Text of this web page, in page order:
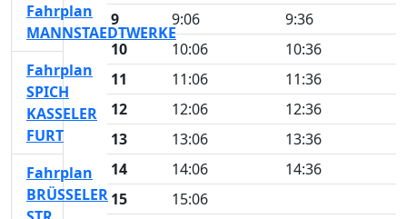
9
9:06
9:36
10
10:06
10:36
11
11:06
11:36
12
12:06
12:36
13
13:06
13:36
14
14:06
14:36
15
15:06
Fahrplan
MANNSTAEDTWERKE
Fahrplan
SPICH
KASSELER
FURT
Fahrplan
BRÜSSELER